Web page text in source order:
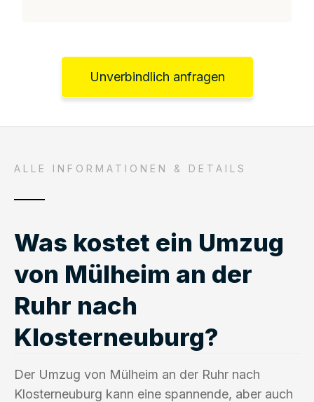
Unverbindlich anfragen
ALLE INFORMATIONEN & DETAILS
Was kostet ein Umzug
von Mülheim an der
Ruhr nach
Klosterneuburg?
Der Umzug von Mülheim an der Ruhr nach
Klosterneuburg kann eine spannende, aber auch